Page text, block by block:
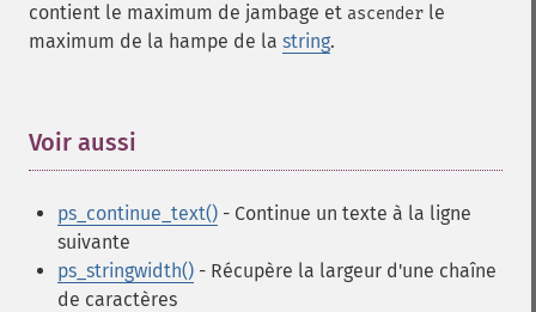
contient le maximum de jambage et ascender le
maximum de la hampe de la string.
Voir aussi
ps_continue_text() - Continue un texte à la ligne
suivante
ps_stringwidth() - Récupère la largeur d'une chaîne
de caractères